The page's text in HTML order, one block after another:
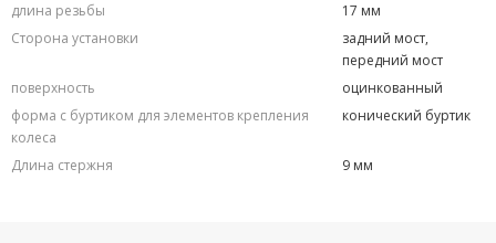
длина резьбы
17 мм
Сторона установки
задний мост,
передний мост
поверхность
оцинкованный
форма с буртиком для элементов крепления
колеса
конический буртик
Длина стержня 9 мм